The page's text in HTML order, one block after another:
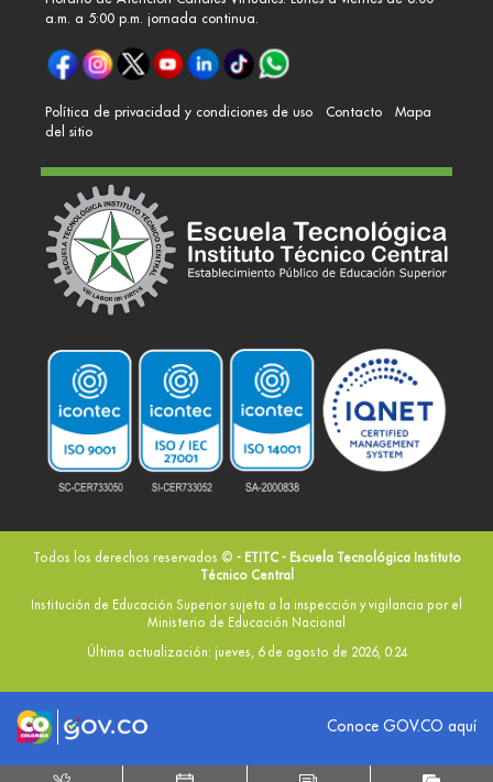
a.m. a 5:00 p.m. jornada continua.
Política de privacidad y condiciones de uso Contacto
Mapa
del sitio
Todos los derechos reservados © - ETITC - Escuela Tecnológica Instituto
Técnico Central
Institución de Educación Superior sujeta a la inspección y vigilancia por el
Ministerio de Educación Nacional
Última actualización: jueves, 6 de agosto de 2026, 0:24
Logo marca ColombiaLogo Gobierno de ColombiaConoce GOV.CO aquí